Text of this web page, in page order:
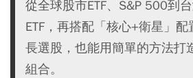
從全球股市ETF、S&P 500到
ETF，再搭配「核心+衛星」
長選股，也能用簡單的方法打
組合。